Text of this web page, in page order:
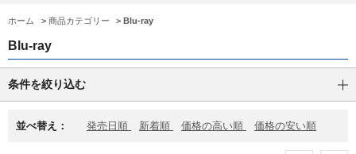
ホーム > 商品カテゴリー > Blu-ray
Blu-ray
条件を絞り込む
並べ替え： 発売日順 新着順 価格の高い順 価格の安い順